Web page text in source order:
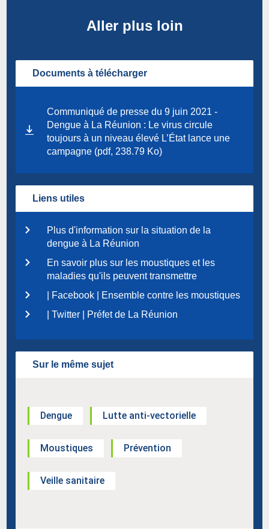
Aller plus loin
Documents à télécharger
Communiqué de presse du 9 juin 2021 -
Dengue à La Réunion : Le virus circule
toujours à un niveau élevé L’État lance une
campagne (pdf, 238.79 Ko)
Liens utiles
Plus d'information sur la situation de la
dengue à La Réunion
En savoir plus sur les moustiques et les
maladies qu'ils peuvent transmettre
| Facebook | Ensemble contre les moustiques
| Twitter | Préfet de La Réunion
Sur le même sujet
Dengue Lutte anti-vectorielle
Moustiques Prévention
Veille sanitaire